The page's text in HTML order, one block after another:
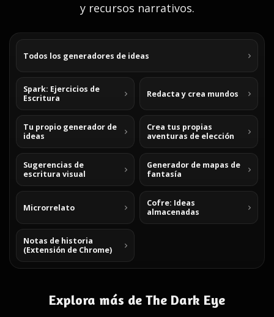
y recursos narrativos.
Todos los generadores de ideas
Spark: Ejercicios de
Escritura
Redacta y crea mundos
Tu propio generador de
ideas
Crea tus propias
aventuras de elección
Sugerencias de
escritura visual
Generador de mapas de
fantasía
Microrrelato
Cofre: Ideas
almacenadas
Notas de historia
(Extensión de Chrome)
Explora más de The Dark Eye